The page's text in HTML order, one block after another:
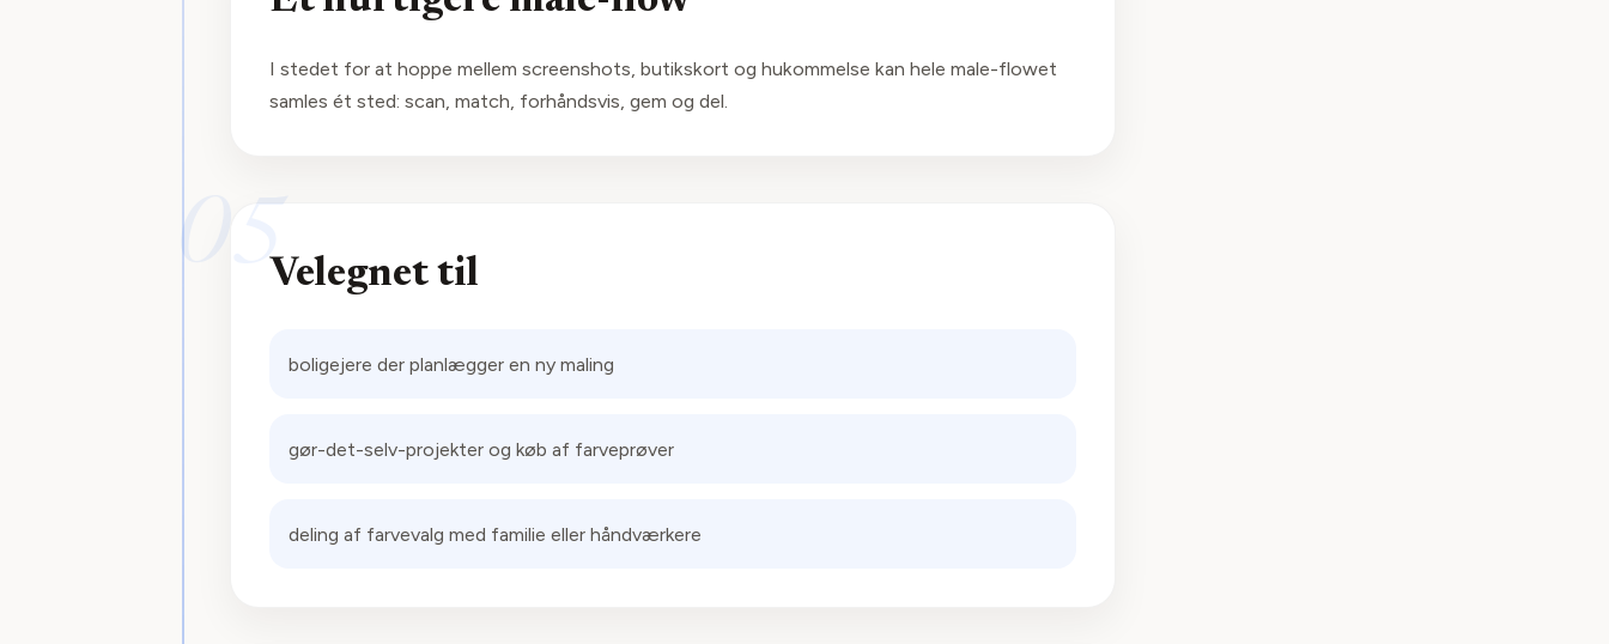
I stedet for at hoppe mellem screenshots, butikskort og hukommelse kan hele male-flowet
samles ét sted: scan, match, forhåndsvis, gem og del.
05Velegnet til
boligejere der planlægger en ny maling
gør-det-selv-projekter og køb af farveprøver
deling af farvevalg med familie eller håndværkere